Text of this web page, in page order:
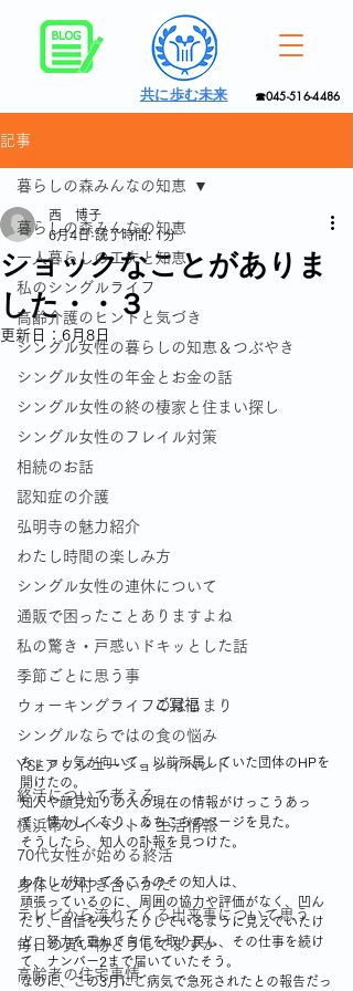
☎045-516-4486
共に歩む未来
記事
暮らしの森みんなの知恵
一人暮らしの工夫と知恵
私のシングルライフ
高齢介護のヒントと気づき
シングル女性の暮らしの知恵＆つぶやき
シングル女性の年金とお金の話
シングル女性の終の棲家と住まい探し
シングル女性のフレイル対策
相続のお話
認知症の介護
弘明寺の魅力紹介
わたし時間の楽しみ方
シングル女性の連休について
通販で困ったことありますよね
私の驚き・戸惑いドキッとした話
季節ごとに思う事
ウォーキングライフのはじまり
シングルならではの食の悩み
YSLアソシエーションイベント
終活について考える
横浜市のイベント・生活情報
70代女性が始める終活
身体との付き合いかた
テレビから流れてくる出来事について思う
毎日の買い物どうしてますか
高齢者の住宅事情
暮らしの森みんなの知恵
ショックなことがありま
した・・３
西 博子
6月4日 読了時間: 1分
更新日： 6月8日
ご冥福
ちょっと気が向いて、以前所属していた団体のHPを
開けたの。
知人や顔見知りの人の現在の情報がけっこうあっ
て、懐かしくなり、あちこちのページを見た。
そうしたら、知人の訃報を見つけた。
わたしが知ってるころのその知人は、
頑張っているのに、周囲の協力や評価がなく、凹ん
だり、自信を失ったりしているように見えていたけ
ど、努力を重ねて自信を取り戻し、その仕事を続け
て、ナンバー2まで届いていたそう。
なのに、この3月にご病気で急死されたとの報告だっ